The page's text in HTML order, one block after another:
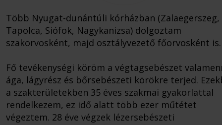
Több Nyugat-dunántúli kórházban (Zalaegerszeg,
Tapolca, Siófok, Nagykanizsa) dolgoztam
szakorvosként, majd osztályvezető főorvosként is.
Fő tevékenységi köröm a végtagsebészet
ága, lágyrész és bőrsebészeti körökre terjed.
a szakterületekben 35 éves szakmai gyakorlattal
rendelkezem, ez idő alatt több ezer műtétet
végeztem. 28 éve végzek lézersebészeti